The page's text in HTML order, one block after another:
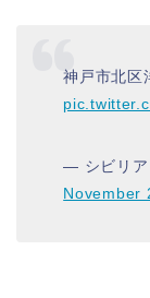
神戸市北区
— シビリア
November